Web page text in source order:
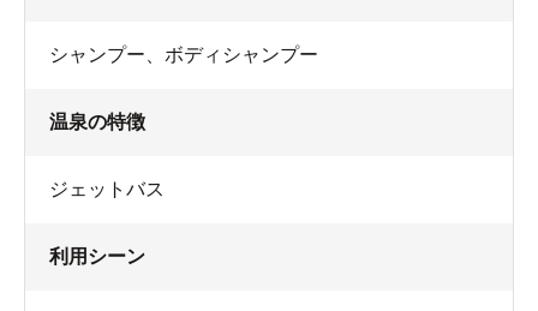
シャンプー ボディシャンプー
温泉の特徴
ジェットバス
利用シーン